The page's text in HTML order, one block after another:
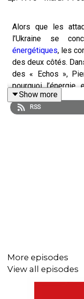
Alors que les
l’Ukraine se
énergétiques, les
des deux côtés.
des « Echos »,
pourquoi
guerre.
« Echos » en
de production et
Théo Boulenger.
Eyepress Via
Show more
RSS
More episodes
View all episodes